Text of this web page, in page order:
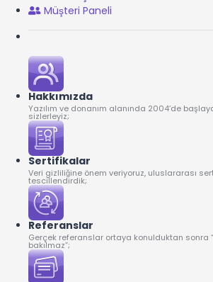
Müşteri Paneli
Hakkımızda
Yazılım ve donanım alanında 2004’de
sizlerleyiz;
Sertifikalar
Veri gizliliğine önem veriyoruz, uluslararası
tescillendirdik;
Referanslar
Gerçek referanslar ortaya konulduktan sonra
bakılmaz”;